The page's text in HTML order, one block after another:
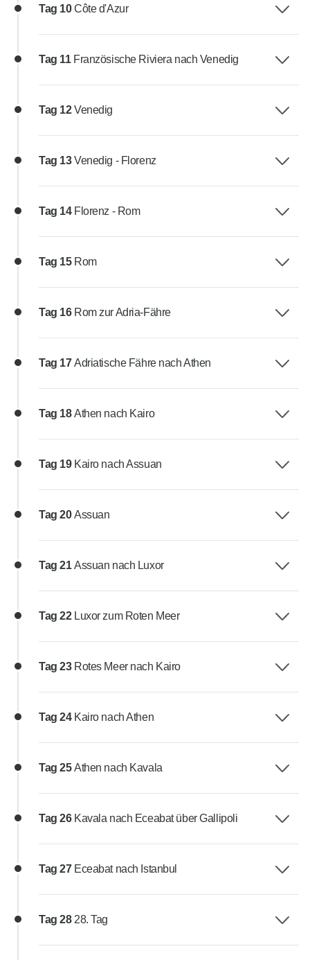
Tag 10Côte d'Azur
Tag 11 Französische Riviera nach Venedig
Tag 12Venedig
Tag 13Venedig - Florenz
Tag 14 Florenz - Rom
Tag 15 Rom
Tag 16 Rom zur Adria-Fähre
Tag 17Adriatische Fähre nach Athen
Tag 18Athen nach Kairo
Tag 19 Kairo nach Assuan
Tag 20Assuan
Tag 21Assuan nach Luxor
Tag 22 Luxor zum Roten Meer
Tag 23 Rotes Meer nach Kairo
Tag 24 Kairo nach Athen
Tag 25Athen nach Kavala
Tag 26 Kavala nach Eceabat über Gallipoli
Tag 27 Eceabat nach Istanbul
Tag 28 28. Tag